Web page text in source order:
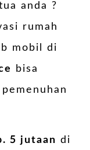
anda ?
rumah
mobil di
bisa
5 jutaan di